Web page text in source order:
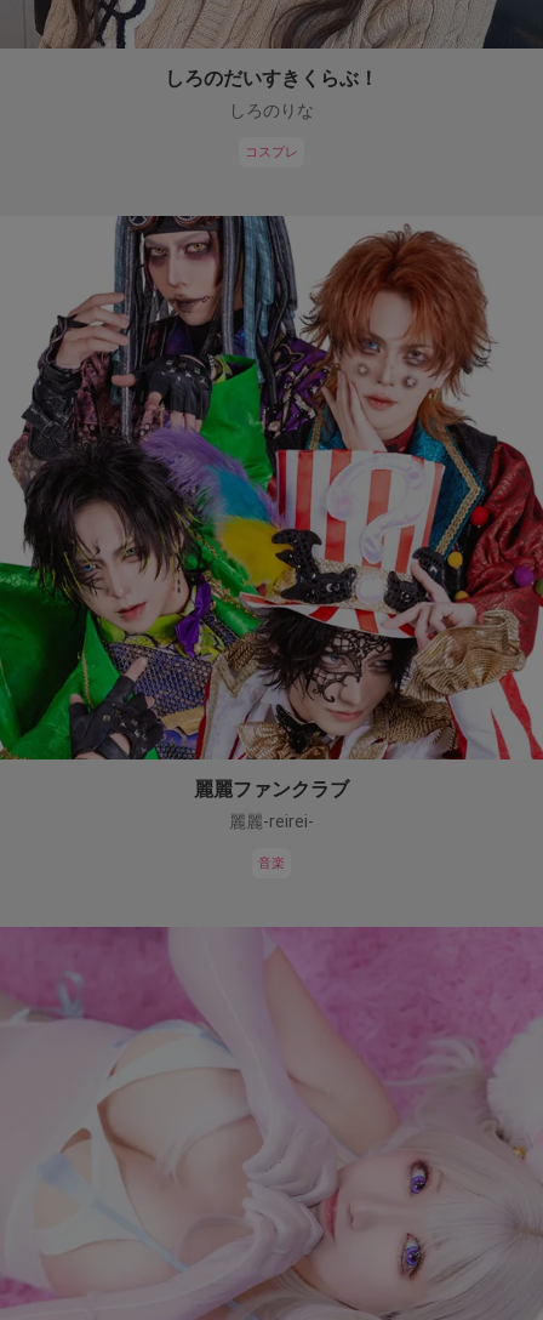
しろのだいすきくらぶ！
しろのりな
コスプレ
麗麗ファンクラブ
麗麗-reirei-
音楽